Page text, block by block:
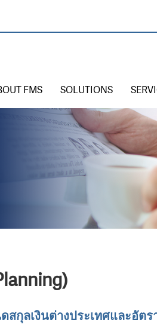
FMS SOLUTIONS
สกุลเงินต่างประเทศและอัต